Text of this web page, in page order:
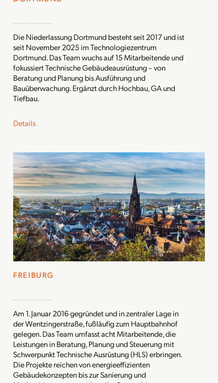
Die Niederlassung Dortmund besteht seit 2017 und ist
seit November 2025 im Technologiezentrum
Dortmund. Das Team wuchs auf 15 Mitarbeitende und
fokussiert Technische Gebäudeausrüstung – von
Beratung und Planung bis Ausführung und
Bauüberwachung. Ergänzt durch Hochbau, GA und
Tiefbau.
Details
FREIBURG
Am 1. Januar 2016 gegründet und in zentraler Lage in
der Wentzingerstraße, fußläufig zum Hauptbahnhof
gelegen. Das Team umfasst acht Mitarbeitende, die
Leistungen in Beratung, Planung und Steuerung mit
Schwerpunkt Technische Ausrüstung (HLS) erbringen.
Die Projekte reichen von energieeffizienten
Gebäudekonzepten bis zur Sanierung und